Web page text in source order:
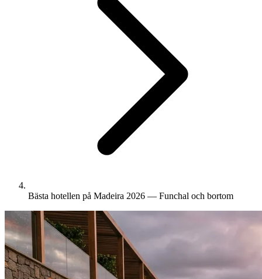
Bästa hotellen på Madeira 2026 — Funchal och bortom